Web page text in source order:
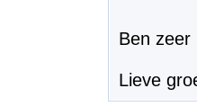
Ben zeer
Lieve